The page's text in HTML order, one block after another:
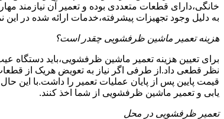
خانگی،دارای قطعات متعددی بوده و تعمیر آن نیازمند
به دلیل وجود تجهیزات پیشرفته،خدمات ارائه شده در
هزینه تعمیر ماشین ظرفشویی چقدر است؟
برای تعیین هزینه تعمیر ماشین ظرفشویی،باید
نظر قطعی داد.از طرفی اگر نیاز به تعویض هریک از
قیمت پایین پس از پایان عملیات تعمیر را داشت.با این
یابی و تعمیر ماشین ظرفشویی از شما اخذ کنند.
تعمیر ظرفشویی در محل